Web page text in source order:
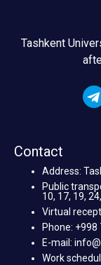
Tashkent
Contact
Address:
Public
10, 17, 19,
Virtual
Phone: +998
E-mail:
Work